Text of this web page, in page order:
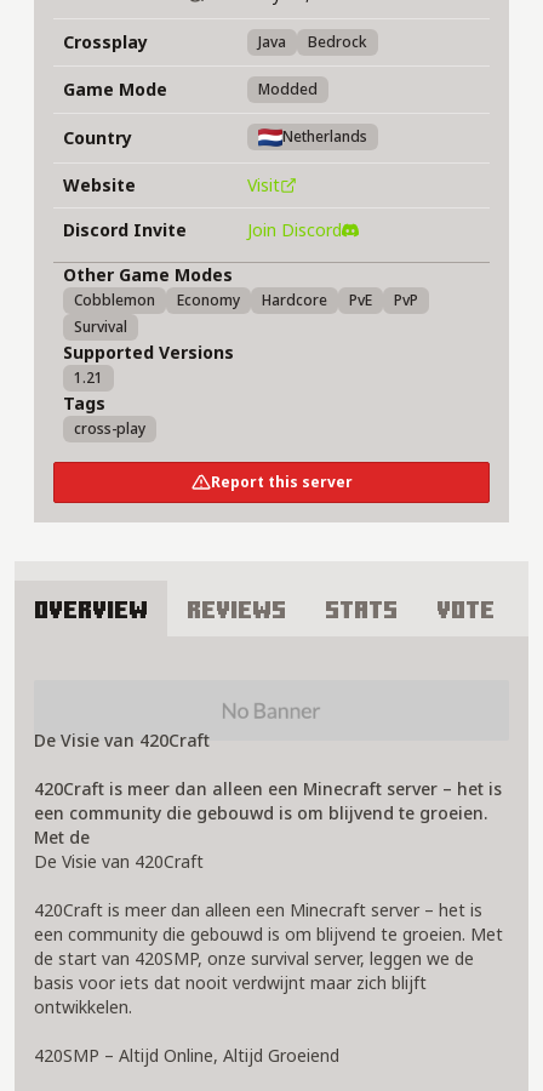
Crossplay Java Bedrock
Game Mode Modded
Country Netherlands
Website
Visit
Discord Invite
Join Discord
Other Game Modes
Cobblemon Economy Hardcore PvE
PvP
Survival
Supported Versions
1.21
Tags
cross-play
Report this server
Overview Reviews Stats Vote
De Visie van 420Craft
420Craft is meer dan alleen een Minecraft server – het is
een community die gebouwd is om blijvend te groeien.
Met de
De Visie van 420Craft
420Craft is meer dan alleen een Minecraft server – het is
een community die gebouwd is om blijvend te groeien. Met
de start van 420SMP, onze survival server, leggen we de
basis voor iets dat nooit verdwijnt maar zich blijft
ontwikkelen.
420SMP – Altijd Online, Altijd Groeiend